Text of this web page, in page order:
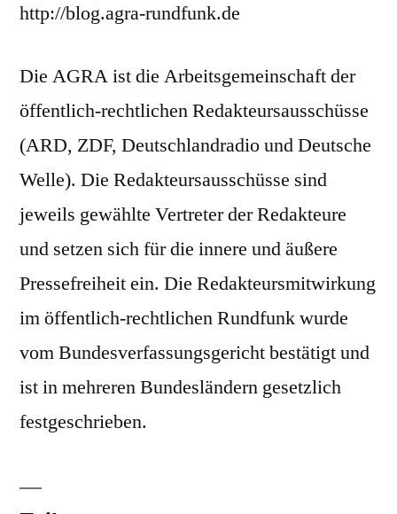
http://blog.agra-rundfunk.de
Die AGRA ist die Arbeitsgemeinschaft der
öffentlich-rechtlichen Redakteursausschüsse
(ARD, ZDF, Deutschlandradio und Deutsche
Welle). Die Redakteursausschüsse sind
jeweils gewählte Vertreter der Redakteure
und setzen sich für die innere und äußere
Pressefreiheit ein. Die Redakteursmitwirkung
im öffentlich-rechtlichen Rundfunk wurde
vom Bundesverfassungsgericht bestätigt und
ist in mehreren Bundesländern gesetzlich
festgeschrieben.